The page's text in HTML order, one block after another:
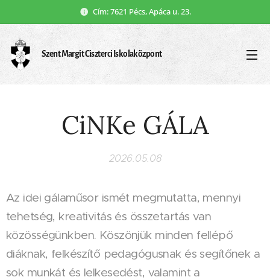
Cím: 7621 Pécs, Apáca u. 23.
Szent Margit Ciszterci Iskolaközpont
CiNKe GÁLA
2026.05.08
Az idei gálaműsor ismét megmutatta, mennyi
tehetség, kreativitás és összetartás van
közösségünkben. Köszönjük minden fellépő
diáknak, felkészítő pedagógusnak és segítőnek a
sok munkát és lelkesedést, valamint a